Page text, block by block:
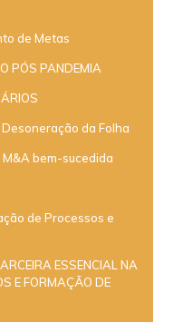
de Metas
PÓS PANDEMIA
da Folha
bem-sucedida
de Processos e
ESSENCIAL NA
E FORMAÇÃO DE